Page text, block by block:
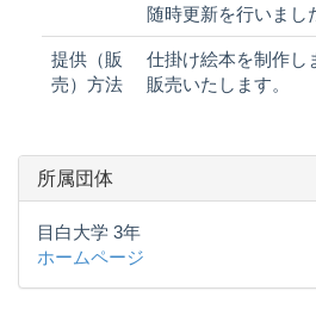
随時更新を行いまし
提供（販
売）方法
仕掛け絵本を制作し
販売いたします。
所属団体
目白大学 3年
ホームページ